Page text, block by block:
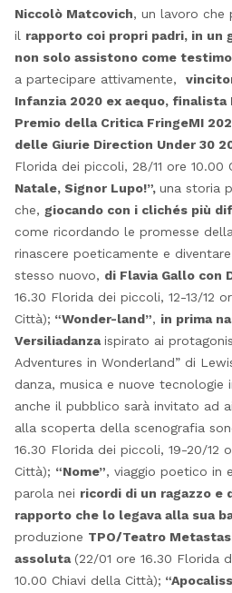
Niccolò Matcovich, un lavoro che
il rapporto coi propri padri, in un
non solo assistono come
a partecipare attivamente,
Infanzia 2020 ex aequo, finalista
Premio della Critica FringeMI
delle Giurie Direction Under 30
Florida dei piccoli, 28/11 ore 10.00
Natale, Signor Lupo!”, una storia
che, giocando con i clichés più
come ricordando le promesse
rinascere poeticamente e
stesso nuovo, di Flavia Gallo con
16.30 Florida dei piccoli, 12-13/12
Città); “Wonder-land”, in prima
Versiliadanzaispirato ai
Adventures in Wonderland” di
danza, musica e nuove tecnologie
anche il pubblico sarà invitato ad
alla scoperta della scenografia
16.30 Florida dei piccoli, 19-20/12
Città); “Nome”, viaggio poetico in
parola nei ricordi di un ragazzo e
rapporto che lo legava alla sua
produzione TPO/Teatro
assoluta (22/01 ore 16.30 Florida
10.00 Chiavi della Città);